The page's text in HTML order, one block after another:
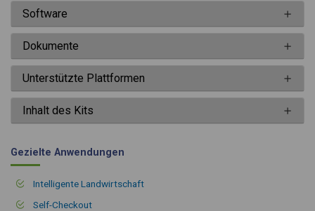
Software
Dokumente
Unterstützte Plattformen
Inhalt des Kits
Gezielte Anwendungen
Intelligente Landwirtschaft
Self-Checkout